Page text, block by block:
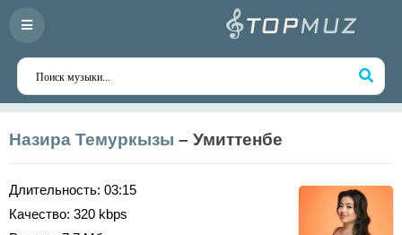
Назира Темуркызы – Умиттенбе
Длительность: 03:15
Качество: 320 kbps